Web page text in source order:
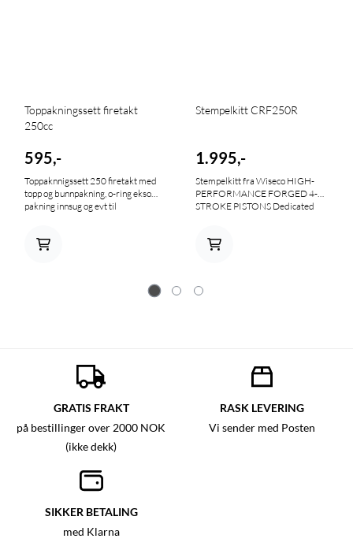
Toppakningssett firetakt
250cc
595,-
Toppaknnigssett 250 firetakt med
topp og bunnpakning, o-ring eksos,
pakning innsug og evt til
Stempelkitt CRF250R
1.995,-
Stempelkitt fra Wiseco HIGH-
PERFORMANCE FORGED 4-
STROKE PISTONS Dedicated
Horizontal slot pin oiling Pressure
and oil control Smooth edges for
GRATIS FRAKT
på bestillinger over 2000 NOK
(ikke dekk)
RASK LEVERING
Vi sender med Posten
SIKKER BETALING
med Klarna